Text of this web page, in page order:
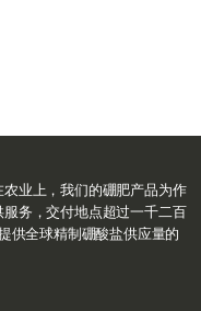
业上，我们的硼肥产品为作
务，交付地点超过一千二百
供全球精制硼酸盐供应量的